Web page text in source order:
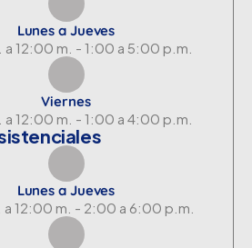
Lunes a Jueves
12:00 m. - 1:00 a 5:00 p.m.
Viernes
12:00 m. - 1:00 a 4:00 p.m.
Lunes a Jueves
12:00 m. - 2:00 a 6:00 p.m.